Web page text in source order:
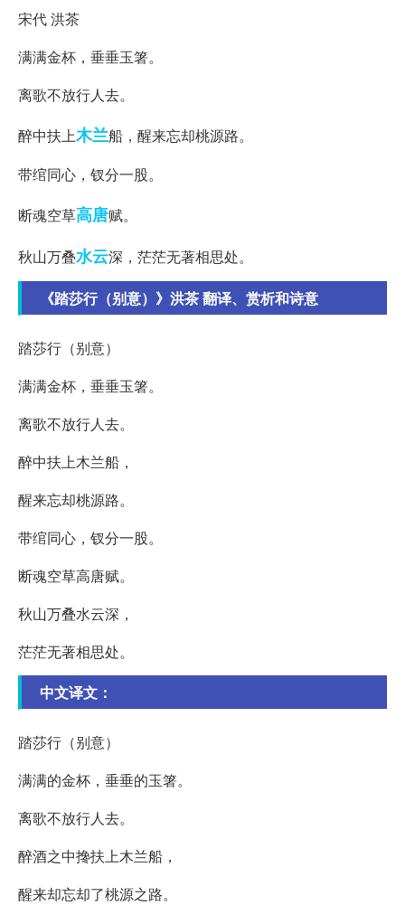
宋代 洪茶
满满金杯，垂垂玉箸。
离歌不放行人去。
醉中扶上木兰船，醒来忘却桃源路。
带绾同心，钗分一股。
断魂空草高唐赋。
秋山万叠水云深，茫茫无著相思处。
《踏莎行（别意）》洪茶 翻译、赏析和诗意
踏莎行（别意）
满满金杯，垂垂玉箸。
离歌不放行人去。
醉中扶上木兰船，
醒来忘却桃源路。
带绾同心，钗分一股。
断魂空草高唐赋。
秋山万叠水云深，
茫茫无著相思处。
中文译文：
踏莎行（别意）
满满的金杯，垂垂的玉箸。
离歌不放行人去。
醉酒之中搀扶上木兰船，
醒来却忘却了桃源之路。